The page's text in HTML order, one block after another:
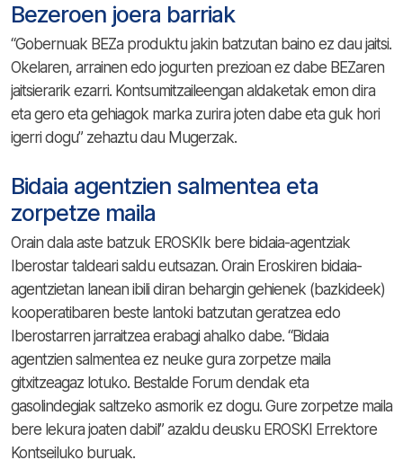
Bezeroen joera barriak
“Gobernuak BEZa produktu jakin batzutan baino ez dau jaitsi.
Okelaren, arrainen edo jogurten prezioan ez dabe BEZaren
jaitsierarik ezarri. Kontsumitzaileengan aldaketak emon dira
eta gero eta gehiagok marka zurira joten dabe eta guk hori
igerri dogu” zehaztu dau Mugerzak.
Bidaia agentzien salmentea eta
zorpetze maila
Orain dala aste batzuk EROSKIk bere bidaia-agentziak
Iberostar taldeari saldu eutsazan. Orain Eroskiren bidaia-
agentzietan lanean ibili diran behargin gehienek (bazkideek)
kooperatibaren beste lantoki batzutan geratzea edo
Iberostarren jarraitzea erabagi ahalko dabe. “Bidaia
agentzien salmentea ez neuke gura zorpetze maila
gitxitzeagaz lotuko. Bestalde Forum dendak eta
gasolindegiak saltzeko asmorik ez dogu. Gure zorpetze maila
bere lekura joaten dabil” azaldu deusku EROSKI Errektore
Kontseiluko buruak.